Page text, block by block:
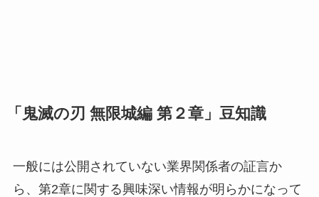
「鬼滅の刃 無限城編 第２章」豆知識
一般には公開されていない業界関係者の証言か
ら、第2章に関する興味深い情報が明らかになって